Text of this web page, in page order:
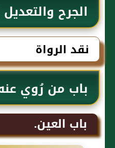
الجرح
نقد الرواة
باب من رُوي
الأفراد الذين
باب العين.